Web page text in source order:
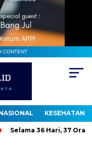
CONTENT
KESEHATAN
36 Hari, 37 Orang